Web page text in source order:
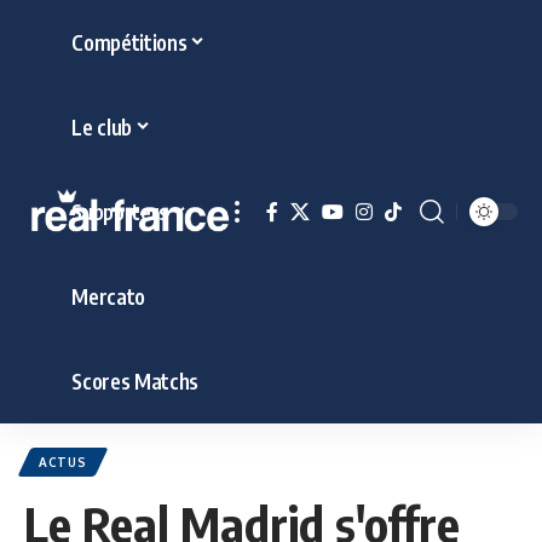
Compétitions
Le club
Supporters
Mercato
Scores Matchs
ACTUS
Le Real Madrid s'offre